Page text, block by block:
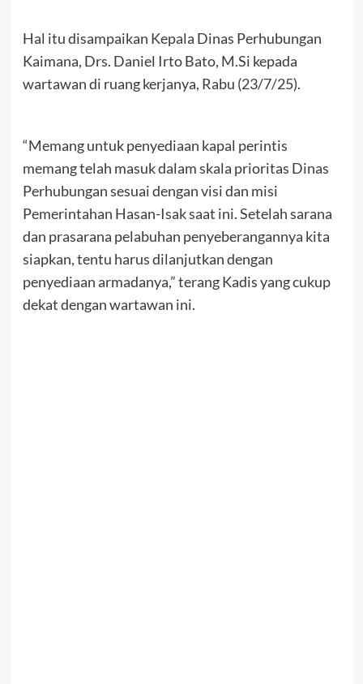
Hal itu disampaikan Kepala Dinas Perhubungan
Kaimana, Drs. Daniel Irto Bato, M.Si kepada
wartawan di ruang kerjanya, Rabu (23/7/25).
“Memang untuk penyediaan kapal perintis
memang telah masuk dalam skala prioritas Dinas
Perhubungan sesuai dengan visi dan misi
Pemerintahan Hasan-Isak saat ini. Setelah sarana
dan prasarana pelabuhan penyeberangannya kita
siapkan, tentu harus dilanjutkan dengan
penyediaan armadanya,” terang Kadis yang cukup
dekat dengan wartawan ini.